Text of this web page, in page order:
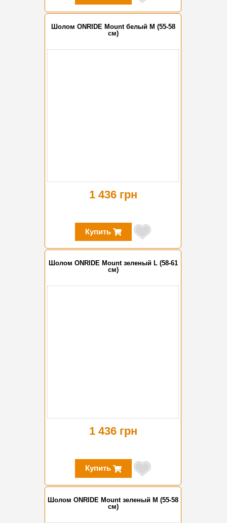
Шолом ONRIDE Mount белый M (55-58
см)
1 436 грн
Купить
Шолом ONRIDE Mount зеленый L (58-61
см)
1 436 грн
Купить
Шолом ONRIDE Mount зеленый M (55-58
см)